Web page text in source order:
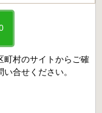
町村のサイトからご確
合せください。